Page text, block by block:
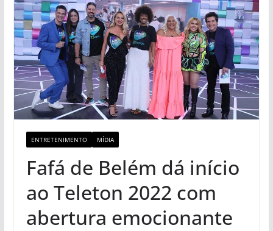
ENTRETENIMENTO MÍDIA
Fafá de Belém dá início
ao Teleton 2022 com
abertura emocionante